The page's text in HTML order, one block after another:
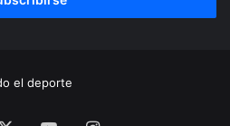
el deporte